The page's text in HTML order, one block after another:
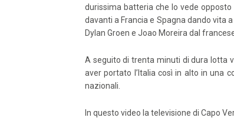
durissima batteria che lo vede
davanti a Francia e Spagna dando vita
Dylan Groen e Joao Moreira dal
A seguito di trenta minuti di dura lotta
aver portato l’Italia così in alto in una
nazionali.
In questo video la televisione di Capo